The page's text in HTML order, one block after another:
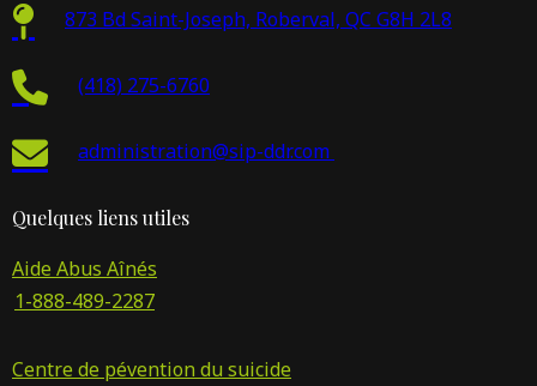
873 Bd Saint-Joseph, Roberval, QC G8H 2L8
(418) 275-6760
administration@sip-ddr.com
Quelques liens utiles
Aide Abus Aînés
1-888-489-2287
Centre de pévention du suicide